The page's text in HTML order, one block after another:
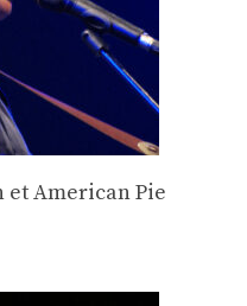
et American Pie